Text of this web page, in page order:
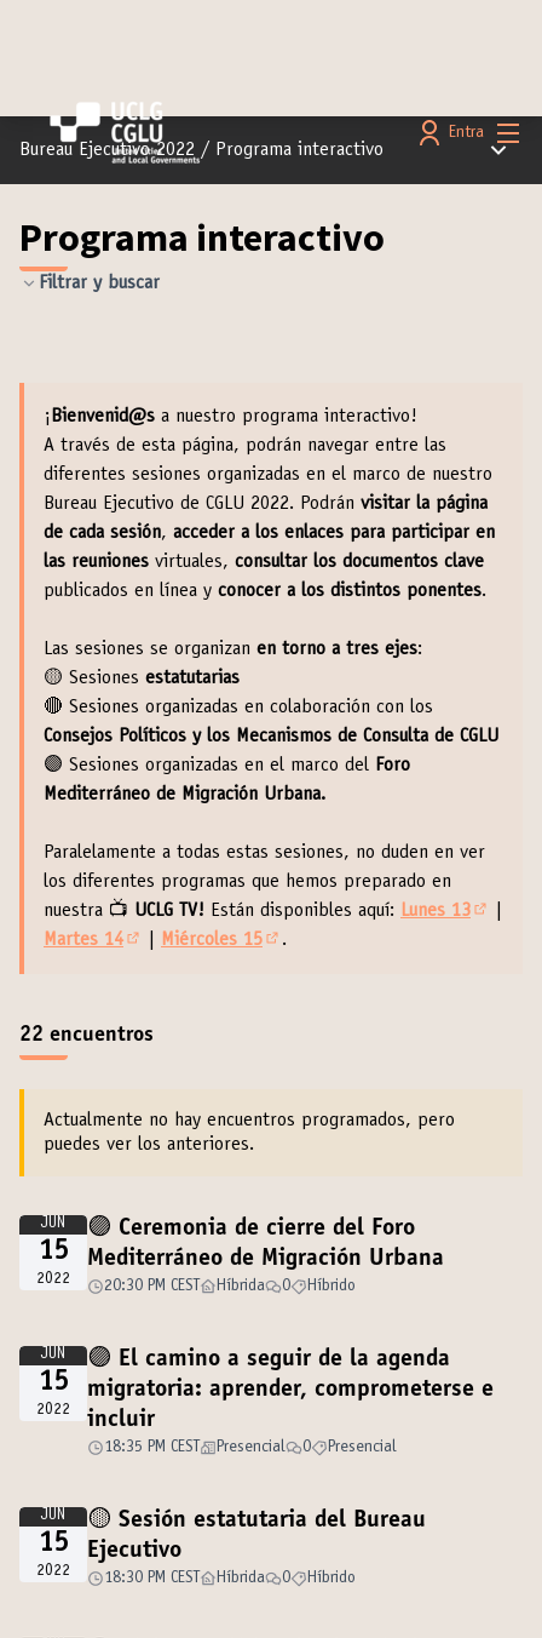
Entra
Bureau Ejecutivo 2022 / Programa interactivo Menú
Programa interactivo
Filtrar y buscar
¡ Bienvenid@s a nuestro programa interactivo!
A través de esta página, podrán navegar entre las
diferentes sesiones organizadas en el marco de nuestro
Bureau Ejecutivo de CGLU 2022. Podrán visitar la página
de cada sesión, acceder a los enlaces para participar en
las reuniones virtuales, consultar los documentos clave
publicados en línea y conocer a los distintos ponentes.
Las sesiones se organizan en torno a tres ejes:
🟡 Sesiones estatutarias
🔴 Sesiones organizadas en colaboración con los
Consejos Políticos y los Mecanismos de Consulta de CGLU
🟣 Sesiones organizadas en el marco del Foro
Mediterráneo de Migración Urbana.
Paralelamente a todas estas sesiones, no duden en ver
los diferentes programas que hemos preparado en
nuestra 📺 UCLG TV! Están disponibles aquí: Lunes 13
Martes 14
Miércoles 15
.
22 encuentros
Actualmente no hay encuentros programados, pero
puedes ver los anteriores.
JUN
15
2022
🟣 Ceremonia de cierre del Foro
Mediterráneo de Migración Urbana
20:30 PM CEST Híbrida 0 Híbrido
JUN
15
2022
🟣 El camino a seguir de la agenda
migratoria: aprender, comprometerse e
incluir
18:35 PM CEST Presencial 0 Presencial
JUN
15
2022
🟡 Sesión estatutaria del Bureau
Ejecutivo
18:30 PM CEST Híbrida 0 Híbrido